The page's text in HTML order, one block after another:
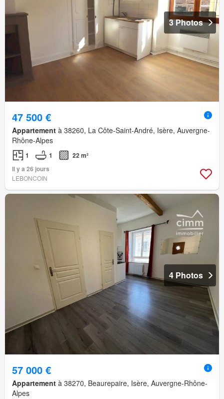
3 Photos
47 500 €
Appartement à 38260, La Côte-Saint-André, Isère, Auvergne-
Rhône-Alpes
1 1
22 m²
Il y a 26 jours
LEBONCOIN
4 Photos
57 000 €
Appartement à 38270, Beaurepaire, Isère, Auvergne-Rhône-
Alpes